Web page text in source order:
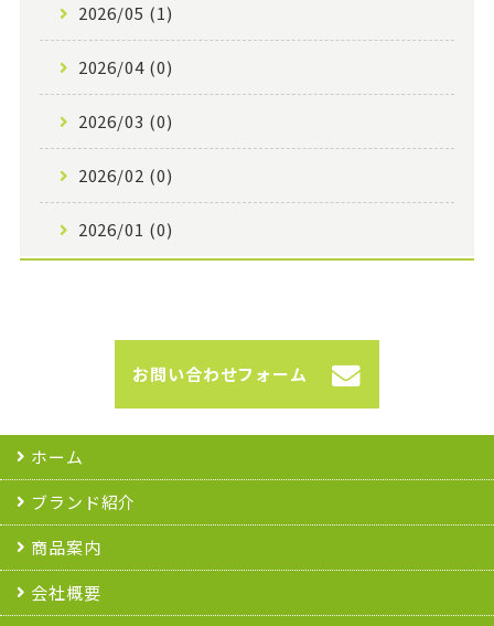
2026/05 (1)
2026/04 (0)
2026/03 (0)
2026/02 (0)
2026/01 (0)
お問い合わせフォーム
ホーム
ブランド紹介
商品案内
会社概要